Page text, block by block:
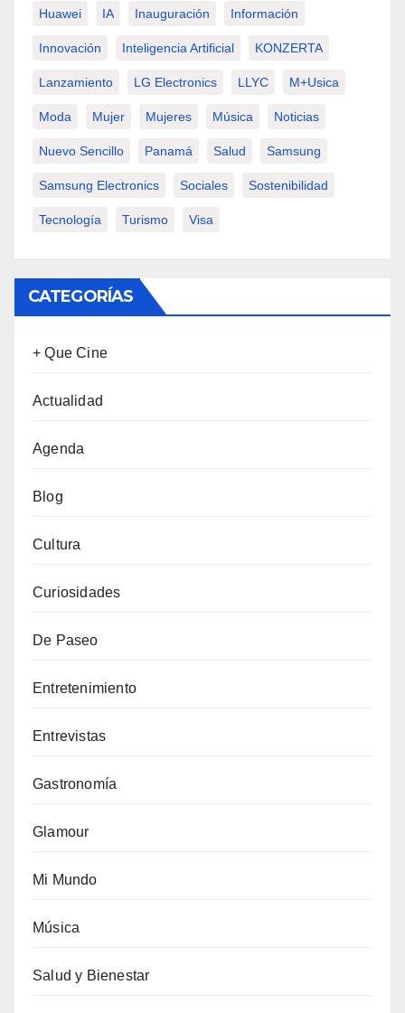
Huawei IA Inauguración Información
Innovación Inteligencia Artificial KONZERTA
Lanzamiento LG Electronics LLYC M+usica
Moda Mujer Mujeres Música Noticias
Nuevo Sencillo Panamá Salud Samsung
Samsung Electronics Sociales Sostenibilidad
Tecnología Turismo Visa
CATEGORÍAS
+ Que Cine
Actualidad
Agenda
Blog
Cultura
Curiosidades
De Paseo
Entretenimiento
Entrevistas
Gastronomía
Glamour
Mi Mundo
Música
Salud y Bienestar